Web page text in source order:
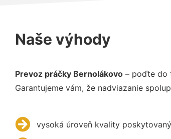
Naše výhody
Prevoz práčky Bernolákovo – poďte do
Garantujeme vám, že nadviazanie
vysoká úroveň kvality